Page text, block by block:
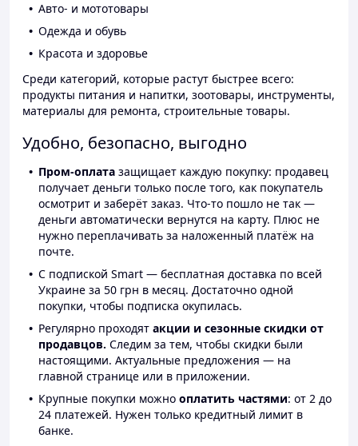
Авто- и мототовары
Одежда и обувь
Красота и здоровье
Среди категорий, которые растут быстрее всего:
продукты питания и напитки, зоотовары, инструменты,
материалы для ремонта, строительные товары.
Удобно, безопасно, выгодно
Пром-оплата защищает каждую покупку: продавец
получает деньги только после того, как покупатель
осмотрит и заберёт заказ. Что-то пошло не так —
деньги автоматически вернутся на карту. Плюс не
нужно переплачивать за наложенный платёж на
почте.
С подпиской Smart — бесплатная доставка по всей
Украине за 50 грн в месяц. Достаточно одной
покупки, чтобы подписка окупилась.
Регулярно проходят акции и сезонные скидки от
продавцов. Следим за тем, чтобы скидки были
настоящими. Актуальные предложения — на
главной странице или в приложении.
Крупные покупки можно оплатить частями: от 2 до
24 платежей. Нужен только кредитный лимит в
банке.